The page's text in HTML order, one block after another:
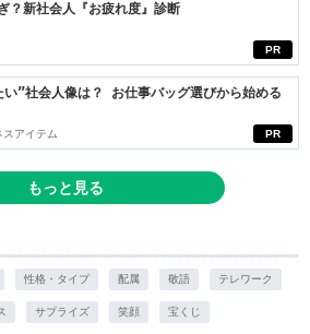
PR
？新社会人『お疲れ度』診断
PR
い”社会人像は？ お仕事バッグ選びから始める
アイテム
もっと見る
性格・タイプ 配属 敬語 テレワーク
サプライズ 笑顔 宝くじ